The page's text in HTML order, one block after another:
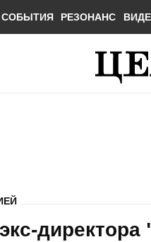
СОБЫТИЯ РЕЗОНАНС
директора